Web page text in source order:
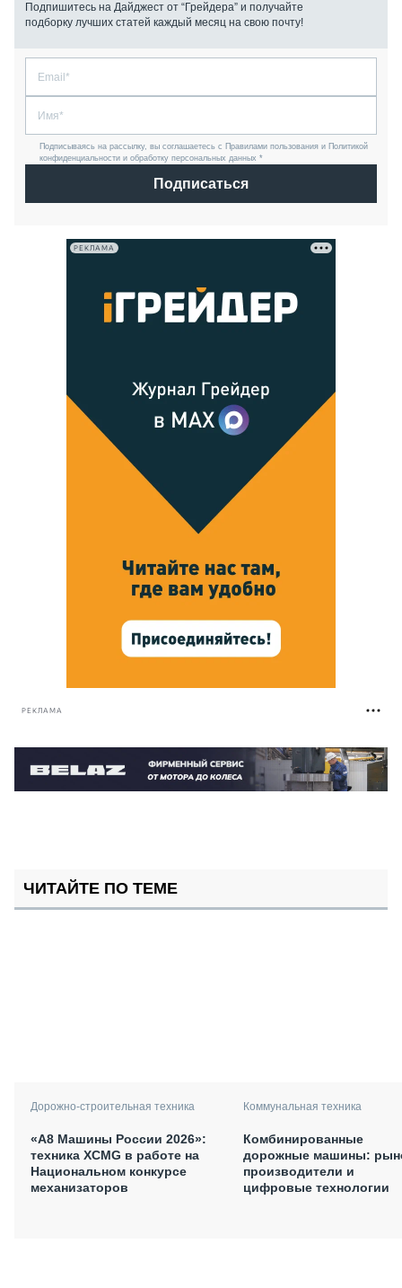
Подпишитесь на Дайджест от “Грейдера” и получайте
подборку лучших статей каждый месяц на свою почту!
Подписываясь на рассылку, вы соглашаетесь с Правилами пользования и Политикой
конфиденциальности и обработку персональных данных *
Подписаться
РЕКЛАМА
РЕКЛАМА
ЧИТАЙТЕ ПО ТЕМЕ
Дорожно-строительная техника
«А8 Машины России 2026»:
техника XCMG в работе на
Национальном конкурсе
механизаторов
Коммунальная техника
Комбинированные
дорожные машины:
производители и
цифровые технологии